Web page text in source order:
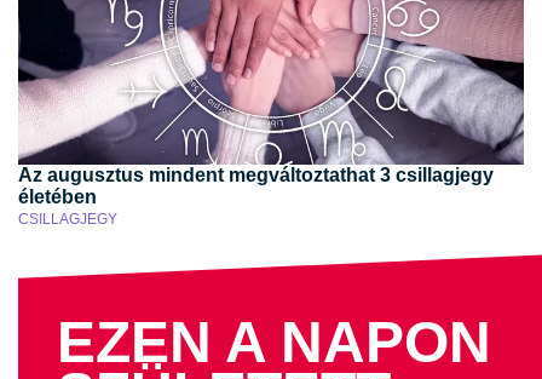
Az augusztus mindent megváltoztathat 3 csillagjegy
életében
CSILLAGJEGY
EZEN A NAPON